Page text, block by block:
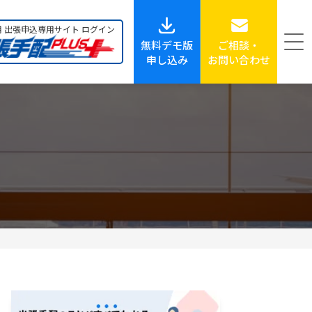
出張申込専用サイト ログイン
無料デモ版
申し込み
ご相談・
お問い合わせ